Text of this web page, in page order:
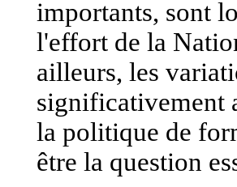
importants, sont
l'effort de la
ailleurs, les
significativement
la politique de
être la question